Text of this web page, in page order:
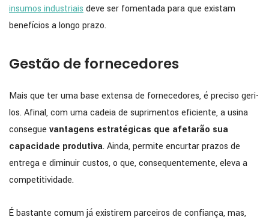
insumos industriais deve ser fomentada para que existam
benefícios a longo prazo.
Gestão de fornecedores
Mais que ter uma base extensa de fornecedores, é preciso geri-
los. Afinal, com uma cadeia de suprimentos eficiente, a usina
consegue vantagens estratégicas que afetarão sua
capacidade produtiva. Ainda, permite encurtar prazos de
entrega e diminuir custos, o que, consequentemente, eleva a
competitividade.
É bastante comum já existirem parceiros de confiança, mas,